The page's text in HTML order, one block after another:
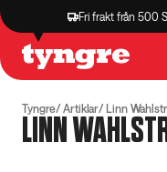
Fri frakt från 500
Butik Recept
Tyngre Artiklar Linn
LINN